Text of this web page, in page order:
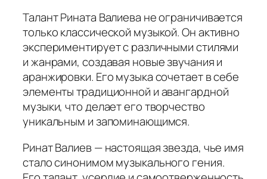
Талант Рината Валиева не ограничивается
только классической музыкой. Он активно
экспериментирует с различными стилями
и жанрами, создавая новые звучания и
аранжировки. Его музыка сочетает в себе
элементы традиционной и авангардной
музыки, что делает его творчество
уникальным и запоминающимся.
Ринат Валиев — настоящая звезда, чье имя
стало синонимом музыкального гения.